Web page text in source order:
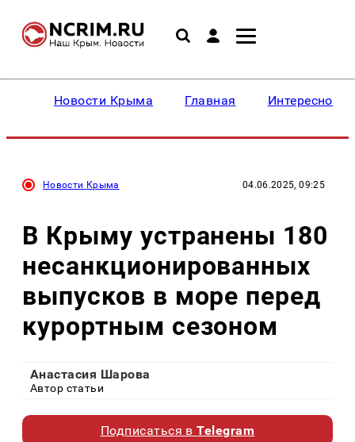
Новости Крыма Главная Интересное
Новости Крыма 04.06.2025, 09:25
В Крыму устранены 180
несанкционированных
выпусков в море перед
курортным сезоном
Анастасия Шарова
Автор статьи
Подписаться вTelegram